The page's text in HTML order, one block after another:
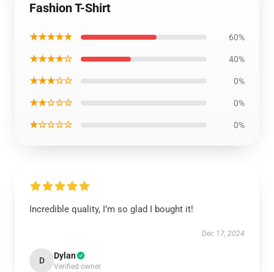
Fashion T-Shirt
★★★★★ 60%
★★★★☆ 40%
★★★☆☆ 0%
★★☆☆☆ 0%
★☆☆☆☆ 0%
Incredible quality, I’m so glad I bought it!
Dec 17, 2024
D Dylan
Verified owner